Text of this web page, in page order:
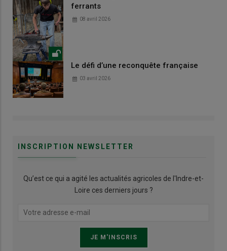
ferrants
08 avril 2026
Le défi d’une reconquête française
03 avril 2026
INSCRIPTION NEWSLETTER
Qu’est ce qui a agité les actualités agricoles de l'Indre-et-
Loire ces derniers jours ?